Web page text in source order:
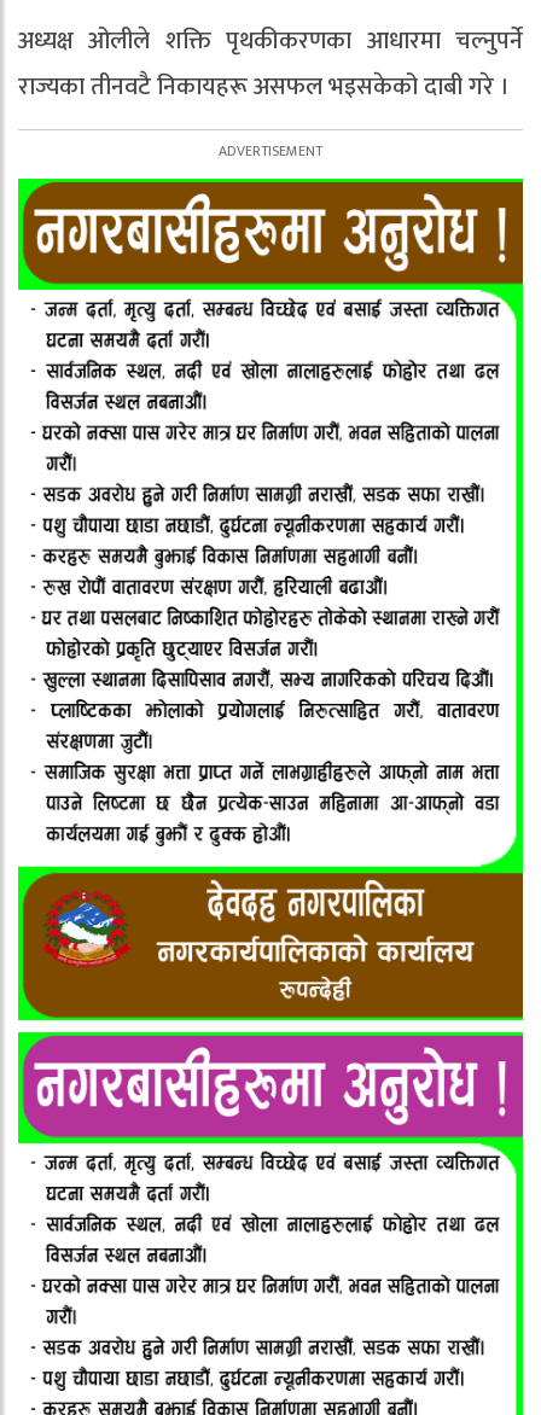
अध्यक्ष ओलीले शक्ति पृथकीकरणका आधारमा चल्नुपर्ने
राज्यका तीनवटै निकायहरू असफल भइसकेको दाबी गरे ।